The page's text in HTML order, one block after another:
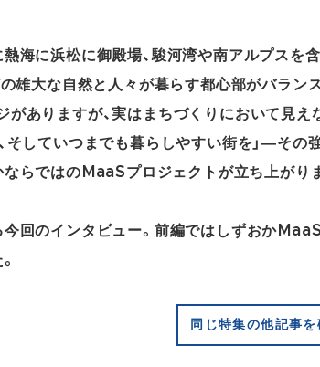
熱海に浜松に御殿場、駿河湾や南アルプス
の雄大な自然と人々が暮らす都心部がバラ
がありますが、実はまちづくりにおいて見え
、そしていつまでも暮らしやすい街を」―そ
ならではのMaaSプロジェクトが立ち上がりま
今回のインタビュー。前編ではしずおか
同じ特集の他記事を